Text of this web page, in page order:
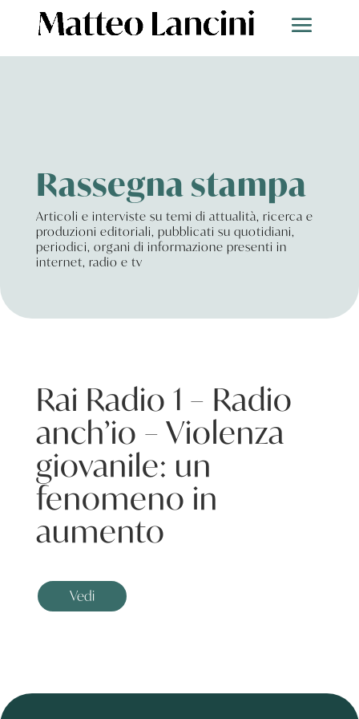
Rassegna stampa
Articoli e interviste su temi di attualità, ricerca e
produzioni editoriali, pubblicati su quotidiani,
periodici, organi di informazione presenti in
internet, radio e tv
Rai Radio 1 – Radio
anch’io – Violenza
giovanile: un
fenomeno in
aumento
Vedi